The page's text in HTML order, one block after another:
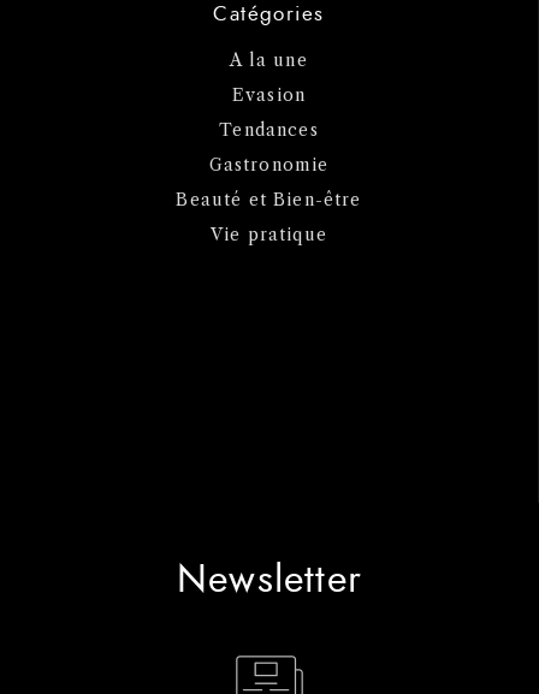
Catégories
A la une
Evasion
Tendances
Gastronomie
Beauté et Bien-être
Vie pratique
Newsletter